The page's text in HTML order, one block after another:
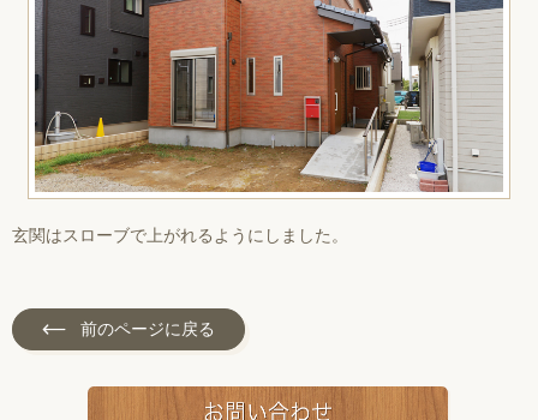
玄関はスローブで上がれるようにしました。
前のページに戻る